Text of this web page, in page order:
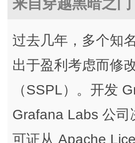
过去几年，多个知
出于盈利考虑而修
（SSPL）。开发
Grafana Labs 公司
可证从 Apache